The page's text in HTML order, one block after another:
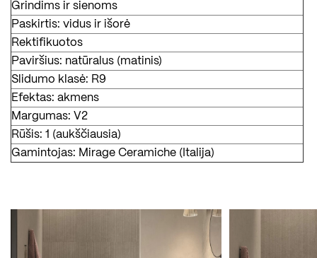
Grindims ir sienoms
Paskirtis: vidus ir išorė
Rektifikuotos
Paviršius: natūralus (matinis)
Slidumo klasė: R9
Efektas: akmens
Margumas: V2
Rūšis: 1 (aukščiausia)
Gamintojas: Mirage Ceramiche (Italija)